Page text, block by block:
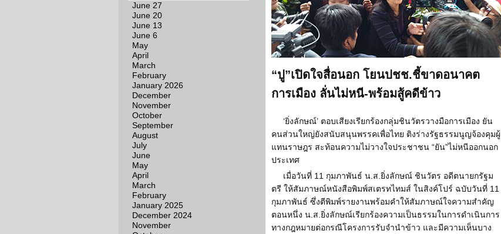
June 27
June 20
June 13
June 6
May
April
March
February
January 2026
December
November
October
September
August
July
June
May
April
March
February
January 2025
December 2024
November
“ปู”เปิดใจสื่อนอก โยนปชช.ชี้ขาดอนาคต
การเมือง ลั่นไม่หนี-พร้อมสู้คดีข้าว
‘ยิ่งลักษณ์’ ตอบเสียงเรียกร้องกลุ่มชินวัตรวางมือการเมือง ยัน
คนส่วนใหญ่ยังสนับสนุนพรรคเพื่อไทย ติงร่างรัฐธรรมนูญจ้องคุมผู้
แทนราษฎร สะท้อนความไม่วางใจประชาชน “ยัน”ไม่หนีออกนอก
ประเทศ
เมื่อวันที่ 11 กุมภาพันธ์ น.ส.ยิ่งลักษณ์ ชินวัตร อดีตนายกรัฐม
ตรี ให้สัมภาษณ์หนังสือพิมพ์สเตรทไทมส์ ในสิงค์โปร์ ฉบับวันที่ 11
กุมภาพันธ์ ซึ่งตีพิมพ์รายงานพร้อมคำให้สัมภาษณ์ใจความสำคัญ
ตอนหนึ่ง น.ส.ยิ่งลักษณ์เรียกร้องความเป็นธรรมในการดำเนินการ
ทางกฎหมายต่อกรณีโครงการรับจำนำข้าว และมีความเห็นบาง